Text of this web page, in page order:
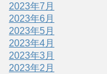
2023年7月
2023年6月
2023年5月
2023年4月
2023年3月
2023年2月